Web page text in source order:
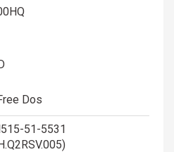
Dos
51-5531